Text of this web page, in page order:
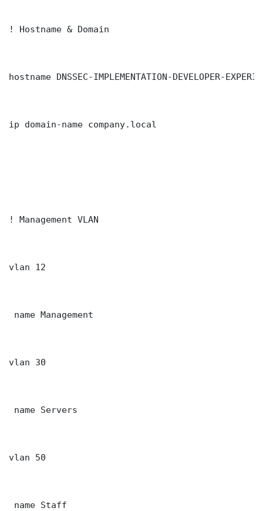
! Hostname & Domain
hostname DNSSEC-IMPLEMENTATION-DEVELOPER-
ip domain-name company.local
! Management VLAN
vlan 12
name Management
vlan 30
name Servers
vlan 50
name Staff